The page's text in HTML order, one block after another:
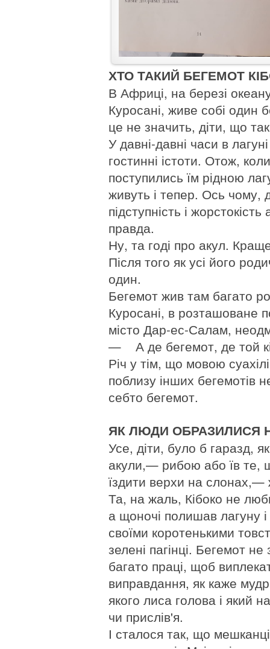
ХТО ТАКИЙ БЕГЕМОТ
В Африці, на березі
Куросані, живе собі
це не значить, діти, що
У давні-давні часи в
гостинні істоти. Отож,
поступились їм рідною
живуть і тепер. Ось чому,
підступність і
правда.
Ну, та годі про акул.
Після того як усі його
один.
Бегемот жив там багато
Куросані, в розташоване
місто Дар-ес-Салам,
— А де бегемот, де той
Річ у тім, що мовою
поблизу інших бегемотів
себто бегемот.
ЯК ЛЮДИ ОБРАЗИЛИСЯ
Усе, діти, було б гаразд,
акули,— рибою або їв те,
їздити верхи на слонах,—
Та, на жаль, Кібоко не
а щоночі полишав лагуну
своїми коротенькими
зелені пагінці. Бегемот
багато праці, щоб
виправдання, як каже
якого лиса голова і який
чи прислів'я.
І сталося так, що